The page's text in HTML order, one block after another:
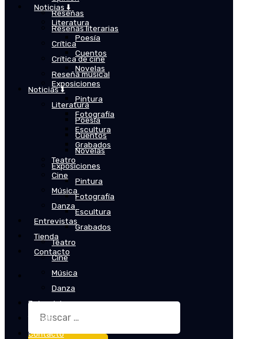
Noticias ⬇️
Literatura
Poesía
Cuentos
Novelas
Exposiciones
Pintura
Fotografía
Escultura
Grabados
Teatro
Cine
Música
Danza
Entrevistas
Tienda
Contacto
Buscar:
Reseñas
Reseñas literarias
Crítica
Crítica de cine
Reseña musical
Noticias ⬇️
Literatura
Poesía
Cuentos
Novelas
Exposiciones
Pintura
Fotografía
Escultura
Grabados
Teatro
Cine
Música
Danza
Entrevistas
Tienda
Contacto